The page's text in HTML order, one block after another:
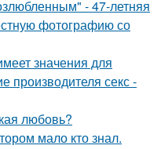
- 47-летняя
фотографию со
значения для
производителя секс -
любовь?
мало кто знал.